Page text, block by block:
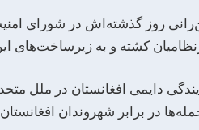
روز گذشته‌اش در شورای
کشته و به
دایمی افغانستان در ملل
در برابر شهروندان